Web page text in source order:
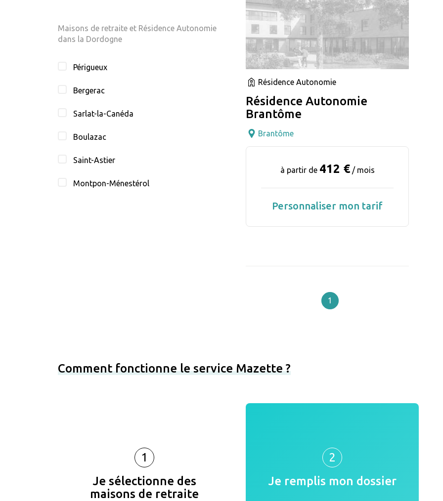
Maisons de retraite et Résidence Autonomie
dans la Dordogne
Périgueux
Bergerac
Sarlat-la-Canéda
Boulazac
Saint-Astier
Montpon-Ménestérol
Résidence Autonomie
Résidence Autonomie
Brantôme
Brantôme
à partir de 412 € / mois
Personnaliser mon tarif
1
Comment fonctionne le service Mazette ?
1
Je sélectionne des
maisons de retraite
2
Je remplis mon dossier